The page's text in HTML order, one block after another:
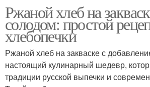
Ржаной хлеб на
солодом: простой
хлебопечки
Ржаной хлеб на закваске с
настоящий кулинарный шедевр,
традиции русской выпечки и